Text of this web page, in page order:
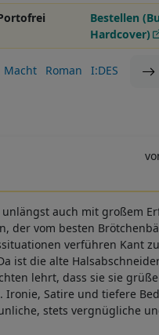
Bestellen
Hardcover)
Macht Roman
I:DES
auch mit großem
der vom besten
verführen Kant zu
ist die alte
lehrt, dass sie sie
Satire und tiefere
stets vergnügliche